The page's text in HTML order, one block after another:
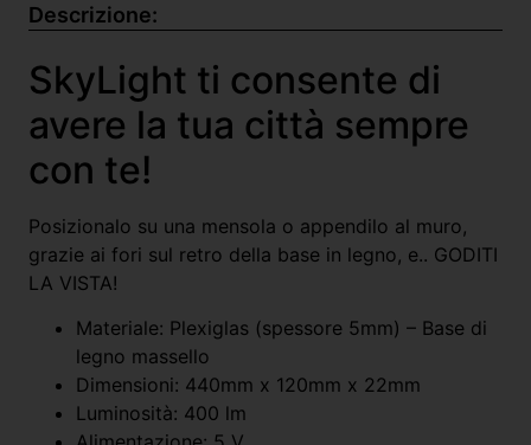
Descrizione:
SkyLight ti consente di
avere la tua città sempre
con te!
Posizionalo su una mensola o appendilo al muro,
grazie ai fori sul retro della base in legno, e.. GODITI
LA VISTA!
Materiale: Plexiglas (spessore 5mm) – Base di
legno massello
Dimensioni: 440mm x 120mm x 22mm
Luminosità: 400 lm